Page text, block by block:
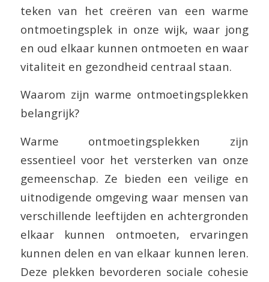
teken van het creëren van een warme
ontmoetingsplek in onze wijk, waar jong
en oud elkaar kunnen ontmoeten en waar
vitaliteit en gezondheid centraal staan.
Waarom zijn warme ontmoetingsplekken
belangrijk?
Warme ontmoetingsplekken zijn
essentieel voor het versterken van onze
gemeenschap. Ze bieden een veilige en
uitnodigende omgeving waar mensen van
verschillende leeftijden en achtergronden
elkaar kunnen ontmoeten, ervaringen
kunnen delen en van elkaar kunnen leren.
Deze plekken bevorderen sociale cohesie